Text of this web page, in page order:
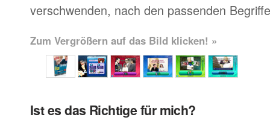
verschwenden, nach den passenden
Zum Vergrößern auf das Bild klicken! »
Ist es das Richtige für mich?